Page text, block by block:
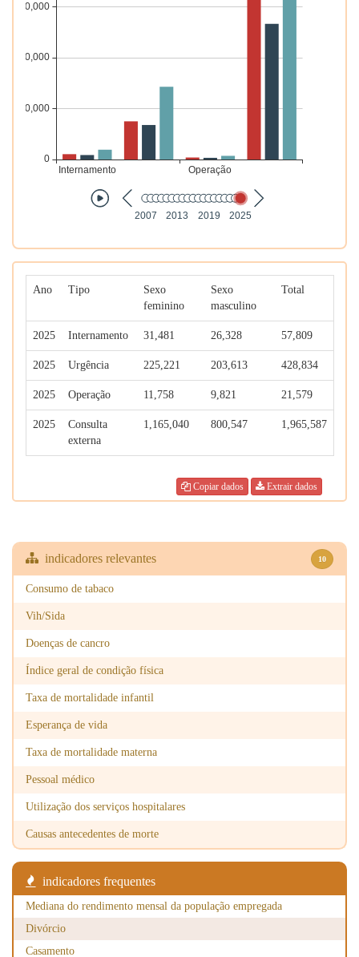
Ano Tipo
Sexo
feminino
Sexo
masculino
Total
2025 Internamento 31,481 26,328 57,809
2025 Urgência 225,221 203,613 428,834
2025 Operação 11,758 9,821 21,579
2025
Consulta
externa
1,165,040 800,547 1,965,587
Extrair dados
Copiar dados
indicadores relevantes 10
Consumo de tabaco
Vih/Sida
Doenças de cancro
Índice geral de condição física
Taxa de mortalidade infantil
Esperança de vida
Taxa de mortalidade materna
Pessoal médico
Utilização dos serviços hospitalares
Causas antecedentes de morte
indicadores frequentes
Mediana do rendimento mensal da população empregada
Divórcio
Casamento